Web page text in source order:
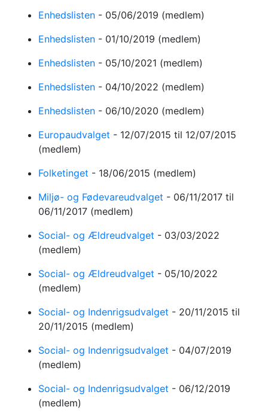
Enhedslisten - 05/06/2019 (medlem)
Enhedslisten - 01/10/2019 (medlem)
Enhedslisten - 05/10/2021 (medlem)
Enhedslisten - 04/10/2022 (medlem)
Enhedslisten - 06/10/2020 (medlem)
Europaudvalget - 12/07/2015 til 12/07/2015
(medlem)
Folketinget - 18/06/2015 (medlem)
Miljø- og Fødevareudvalget - 06/11/2017 til
06/11/2017 (medlem)
Social- og Ældreudvalget - 03/03/2022
(medlem)
Social- og Ældreudvalget - 05/10/2022
(medlem)
Social- og Indenrigsudvalget - 20/11/2015 til
20/11/2015 (medlem)
Social- og Indenrigsudvalget - 04/07/2019
(medlem)
Social- og Indenrigsudvalget - 06/12/2019
(medlem)